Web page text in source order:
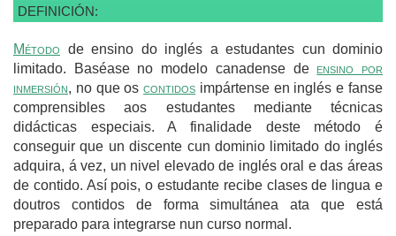
DEFINICIÓN:
Método de ensino do inglés a estudantes cun dominio
limitado. Baséase no modelo canadense de ensino por
inmersión, no que oscontidos impártense en inglés e fanse
comprensibles aos estudantes mediante técnicas
didácticas especiais. A finalidade deste método é
conseguir que un discente cun dominio limitado do inglés
adquira, á vez, un nivel elevado de inglés oral e das áreas
de contido. Así pois, o estudante recibe clases de lingua e
doutros contidos de forma simultánea ata que está
preparado para integrarse nun curso normal.